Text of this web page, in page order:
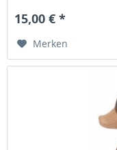
15,00 € *
Merken